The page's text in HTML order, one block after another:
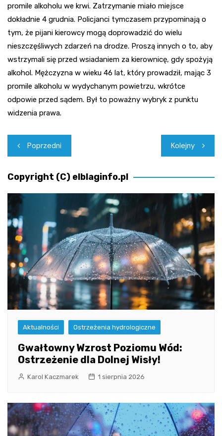
promile alkoholu we krwi. Zatrzymanie miało miejsce
dokładnie 4 grudnia. Policjanci tymczasem przypominają o
tym, że pijani kierowcy mogą doprowadzić do wielu
nieszczęśliwych zdarzeń na drodze. Proszą innych o to, aby
wstrzymali się przed wsiadaniem za kierownicę, gdy spożyją
alkohol. Mężczyzna w wieku 46 lat, który prowadził, mając 3
promile alkoholu w wydychanym powietrzu, wkrótce
odpowie przed sądem. Był to poważny wybryk z punktu
widzenia prawa.
Nawigacja
wpisu
Poprzedni Kolejny
Copyright (C) elblaginfo.pl
Aktualności Ostrzeżenia hydrologiczne
Gwałtowny Wzrost Poziomu Wód:
Ostrzeżenie dla Dolnej Wisły!
Karol Kaczmarek 1 sierpnia 2026